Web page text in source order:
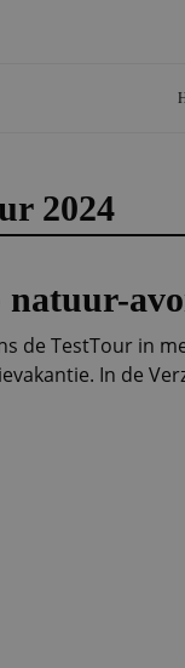
2024
natuur-
de TestTour in
In de